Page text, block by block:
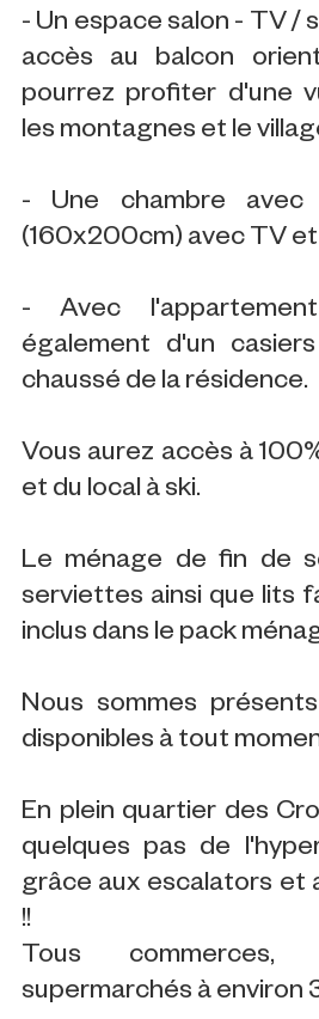
- Un espace salon - TV /
accès au balcon
pourrez profiter d'une
les montagnes et le
- Une chambre
(160x200cm) avec TV
- Avec
également d'un
chaussé de la résidence.
Vous aurez accès à
et du local à ski.
Le ménage de fin de
serviettes ainsi que lits
inclus dans le pack
Nous sommes
disponibles à tout
En plein quartier des
quelques pas de
grâce aux escalators et
!!
Tous
supermarchés à environ